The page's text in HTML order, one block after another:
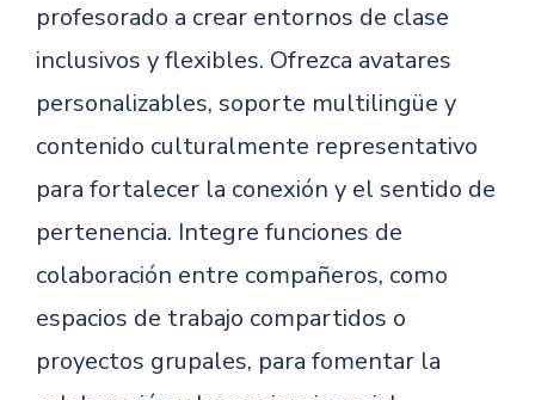
profesorado a crear entornos de clase
inclusivos y flexibles. Ofrezca avatares
personalizables, soporte multilingüe y
contenido culturalmente representativo
para fortalecer la conexión y el sentido de
pertenencia. Integre funciones de
colaboración entre compañeros, como
espacios de trabajo compartidos o
proyectos grupales, para fomentar la